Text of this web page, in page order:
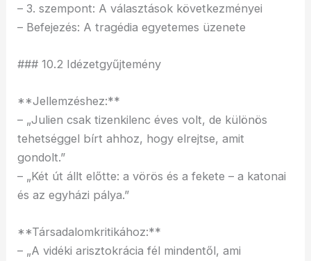
– 3. szempont: A választások következményei
– Befejezés: A tragédia egyetemes üzenete
### 10.2 Idézetgyűjtemény
**Jellemzéshez:**
– „Julien csak tizenkilenc éves volt, de különös
tehetséggel bírt ahhoz, hogy elrejtse, amit
gondolt.”
– „Két út állt előtte: a vörös és a fekete – a katonai
és az egyházi pálya.”
**Társadalomkritikához:**
– „A vidéki arisztokrácia fél mindentől, ami